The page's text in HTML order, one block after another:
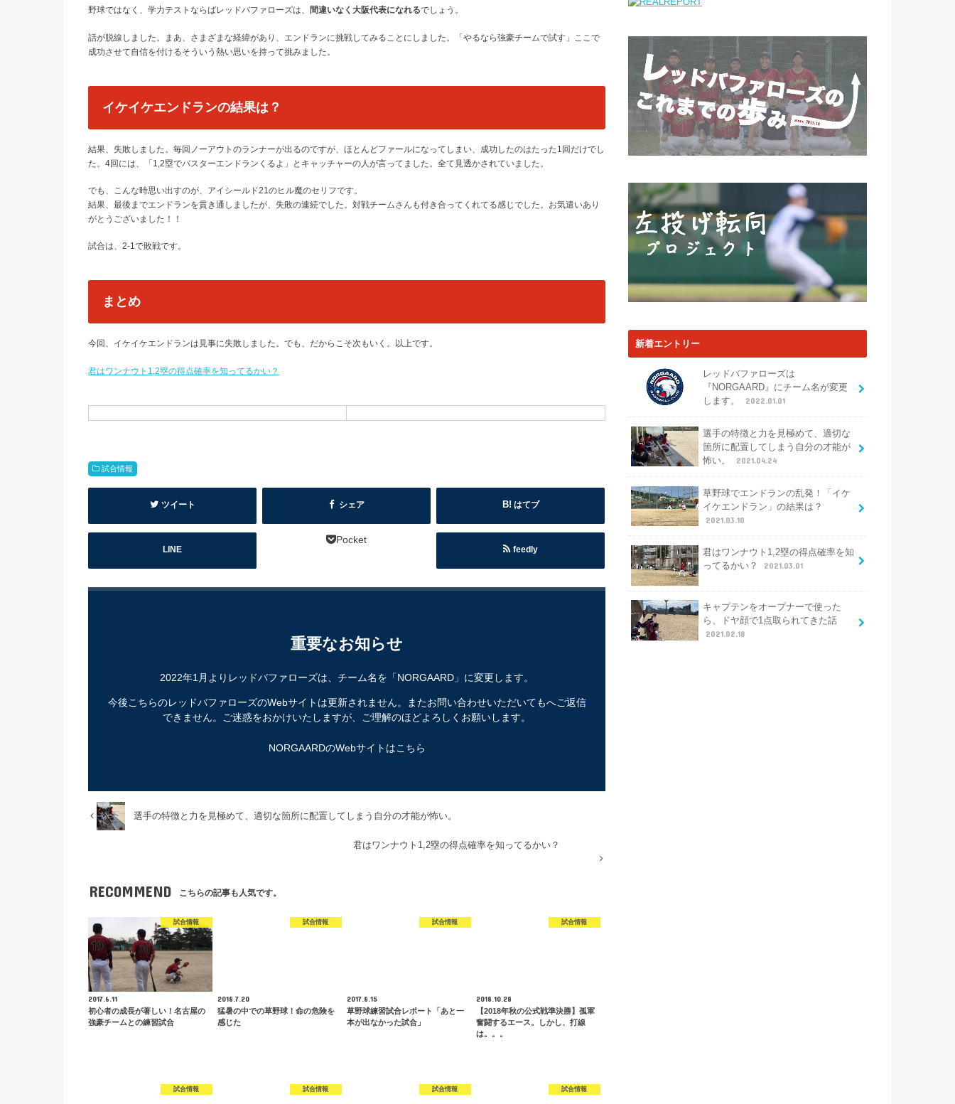
野球ではなく、学力テストならばレッドバファローズは、 間違いなく大阪代表になれるでしょう。
話が脱線しました。まあ、さまざまな経緯があり、エンドランに挑戦してみることにしました。「やるなら強豪チームで試す」ここで
成功させて自信を付けるそういう熱い思いを持って挑みました。
イケイケエンドランの結果は？
結果、失敗しました。毎回ノーアウトのランナーが出るのですが、ほとんどファールになってしまい、成功したのはたった1回だけでし
た。4回には、「1,2塁でバスターエンドランくるよ」とキャッチャーの人が言ってました。全て見透かされていました。
でも、こんな時思い出すのが、アイシールド21のヒル魔のセリフです。
結果、最後までエンドランを貫き通しましたが、失敗の連続でした。対戦チームさんも付き合ってくれてる感じでした。お気遣いあり
がとうございました！！
試合は、2-1で敗戦です。
まとめ
今回、イケイケエンドランは見事に失敗しました。でも、だからこそ次もいく。以上です。
君はワンナウト1,2塁の得点確率を知ってるかい？
試合情報
ツイート シェア はてブ
LINE
Pocket
feedly
重要なお知らせ
2022年1月よりレッドバファローズは、チーム名を「NORGAARD」に変更します。
今後こちらのレッドバファローズのWebサイトは更新されません。またお問い合わせいただいてもへご返信
できません。ご迷惑をおかけいたしますが、ご理解のほどよろしくお願いします。
NORGAARDのWebサイトはこちら
選手の特徴と力を見極めて、適切な箇所に配置してしまう自分の才能が怖い。
君はワンナウト1,2塁の得点確率を知ってるかい？
RECOMMEND こちらの記事も人気です。
試合情報
2017.6.11
初心者の成長が著しい！名古屋の
強豪チームとの練習試合
試合情報
2018.7.20
猛暑の中での草野球！命の危険を
感じた
試合情報
2017.8.15
草野球練習試合レポート「あと一
本が出なかった試合」
試合情報
2018.10.28
【2018年秋の公式戦準決勝】孤軍
奮闘するエース。しかし、打線
は。。。
試合情報 試合情報 試合情報 試合情報
新着エントリー
レッドバファローズは
『NORGAARD』にチーム名が変更
します。
2022.01.01
選手の特徴と力を見極めて、適切な
箇所に配置してしまう自分の才能が
怖い。
2021.04.24
草野球でエンドランの乱発！「イケ
イケエンドラン」の結果は？
2021.03.10
君はワンナウト1,2塁の得点確率を知
ってるかい？
2021.03.01
キャプテンをオープナーで使った
ら、ドヤ顔で1点取られてきた話
2021.02.18